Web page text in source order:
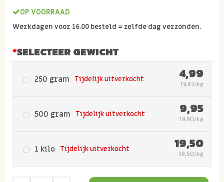
OP VOORRAAD
Werkdagen voor 16.00 besteld = zelfde dag verzonden.
SELECTEER GEWICHT
250 gram Tijdelijk uitverkocht 4,99
19,97/kg
500 gram Tijdelijk uitverkocht 9,95
19,90/kg
1 kilo Tijdelijk uitverkocht 19,50
19,50/kg